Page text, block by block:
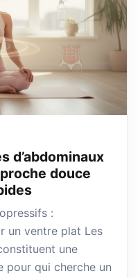
d’abdominaux
douce
:
un ventre plat Les
une
pour qui cherche un